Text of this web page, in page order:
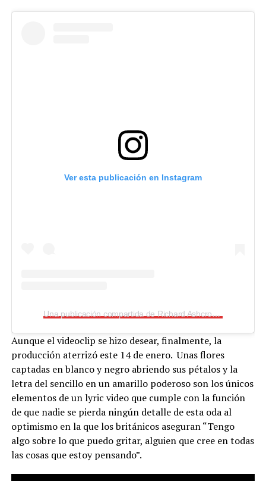
Ver esta publicación en Instagram
Una publicación compartida de Richard Ashcroft (@richardashcroftofficial)
Aunque el videoclip se hizo desear, finalmente, la
producción aterrizó este 14 de enero. Unas flores
captadas en blanco y negro abriendo sus pétalos y la
letra del sencillo en un amarillo poderoso son los únicos
elementos de un lyric video que cumple con la función
de que nadie se pierda ningún detalle de esta oda al
optimismo en la que los británicos aseguran “Tengo
algo sobre lo que puedo gritar, alguien que cree en todas
las cosas que estoy pensando”.